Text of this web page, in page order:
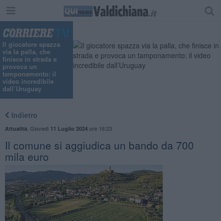
Il giocatore spazza
via la palla, che
finisce in strada e
provoca un
tamponamento: il
video incredibile
dall’Uruguay
Indietro
Attualità Giovedì 11 Luglio 2024ore 16:23
Il comune si aggiudica un bando da 700
mila euro